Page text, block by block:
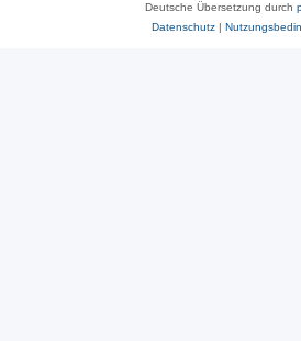
Deutsche Übersetzung durch
Datenschutz|